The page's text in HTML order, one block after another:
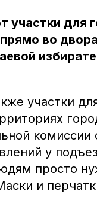
участки для
во
участки
у
просто
и